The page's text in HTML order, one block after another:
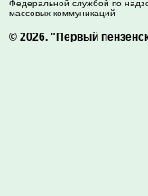
Федеральной службой по
массовых коммуникаций
© 2026. "Первый